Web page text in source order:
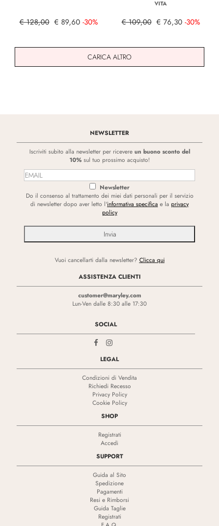
€ 128,00 € 89,60 -30%
VITA
€ 109,00 € 76,30 -30%
CARICA ALTRO
NEWSLETTER
Iscriviti subito alla newsletter per ricevere un buono sconto del
10%sul tuo prossimo acquisto!
Newsletter
Do il consenso al trattamento dei miei dati personali per il servizio
di newsletter dopo aver letto l'informativa specifica e la privacy
policy
Vuoi cancellarti dalla newsletter? Clicca qui
ASSISTENZA CLIENTI
customer@maryley.com
Lun-Ven dalle 8:30 alle 17:30
SOCIAL
LEGAL
Condizioni di Vendita
Richiedi Recesso
Privacy Policy
Cookie Policy
SHOP
Registrati
Accedi
SUPPORT
Guida al Sito
Spedizione
Pagamenti
Resi e Rimborsi
Guida Taglie
Registrati